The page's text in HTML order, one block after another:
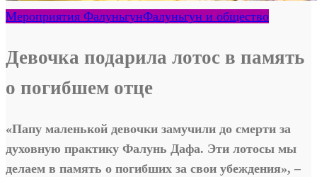
Мероприятия ФалуньгунФалуньгун и общество
Девочка подарила лотос в память
о погибшем отце
«Папу маленькой девочки замучили до смерти за
духовную практику Фалунь Дафа. Эти лотосы мы
делаем в память о погибших за свои убеждения», –